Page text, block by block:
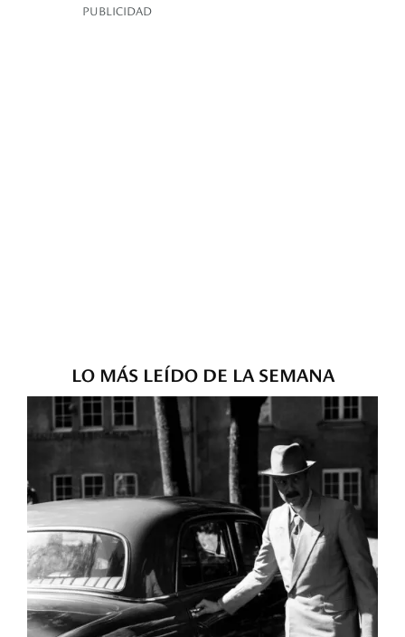
PUBLICIDAD
LO MÁS LEÍDO DE LA SEMANA